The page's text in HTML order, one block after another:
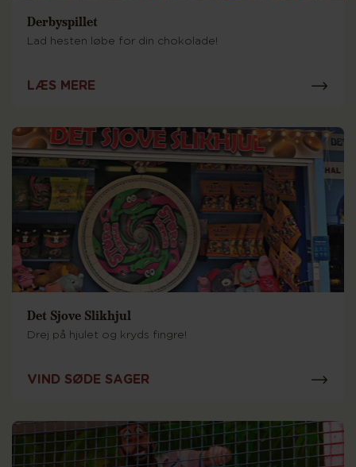
Derbyspillet
Lad hesten løbe for din chokolade!
LÆS MERE
Det Sjove Slikhjul
Drej på hjulet og kryds fingre!
VIND SØDE SAGER